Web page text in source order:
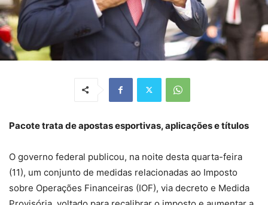
Pacote trata de apostas esportivas, aplicações e títulos
O governo federal publicou, na noite desta quarta-feira
(11), um conjunto de medidas relacionadas ao Imposto
sobre Operações Financeiras (IOF), via decreto e Medida